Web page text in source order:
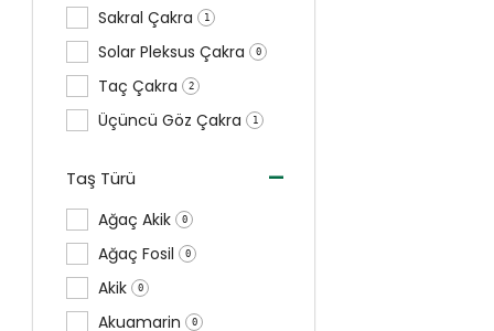
Sakral Çakra 1
Solar Pleksus Çakra 0
Taç Çakra 2
Üçüncü Göz Çakra 1
Taş Türü -
Ağaç Akik 0
Ağaç Fosil 0
Akik 0
Akuamarin 0